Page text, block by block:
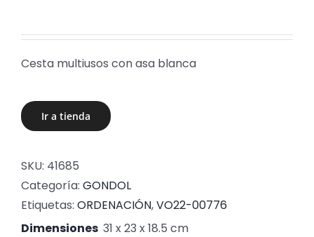
Cesta multiusos con asa blanca
Ir a tienda
SKU: 41685
Categoría: GONDOL
Etiquetas: ORDENACIÓN,VO22-00776
Dimensiones 31 x 23 x 18.5 cm